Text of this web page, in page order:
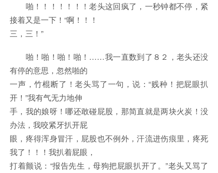
啪！！！！！！！老头这回疯了，一秒钟都不停，紧
接着又是一下！“啊！！！
三，三！”
啪！啪！啪！啪！……我一直数到了８２，老头还没
有停的意思，忽然啪的
一声，竹棍断了！老头骂了一句，说：“贱种！把屁眼扒
开！”我有气无力地伸
手，我的娘呀！哪还敢碰屁股，那简直就是两块火炭！没
办法，我咬紧牙扒开屁
眼，疼得浑身冒汗，屁股也不例外，汗流进伤痕里，疼死
我了！！！我扒着屁眼，
打着颤说：“报告先生，母狗把屁眼扒开了。”老头又骂了